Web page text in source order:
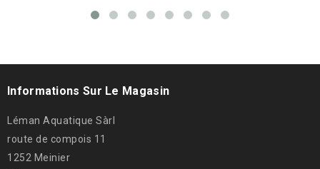
Informations Sur Le Magasin
Léman Aquatique Sàrl
route de compois 11
1252 Meinier